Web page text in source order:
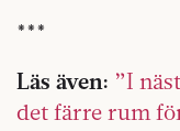
***
Läs även: ”I
det färre rum